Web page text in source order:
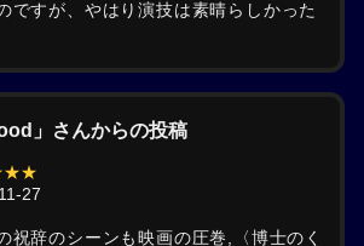
ですが、やはり演技は素晴らしかった
」さんからの投稿
27
祝辞のシーンも映画の圧巻,〈博士のく